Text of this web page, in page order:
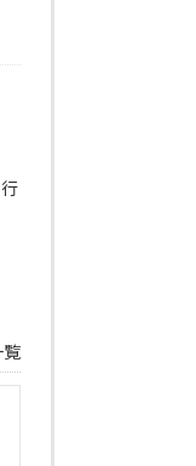
覧